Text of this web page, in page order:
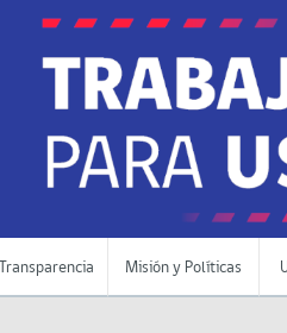
Transparencia Misión y Políticas